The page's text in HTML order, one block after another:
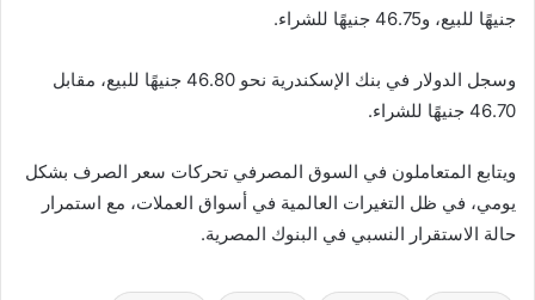
جنيهًا للبيع، و46.75 جنيهًا للشراء.
وسجل الدولار في بنك الإسكندرية نحو 46.80 جنيهًا للبيع، مقابل
46.70 جنيهًا للشراء.
ويتابع المتعاملون في السوق المصرفي تحركات سعر الصرف بشكل
يومي، في ظل التغيرات العالمية في أسواق العملات، مع استمرار
حالة الاستقرار النسبي في البنوك المصرية.